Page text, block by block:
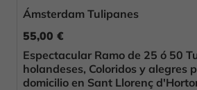
Ámsterdam Tulipanes
55,00 €
Espectacular Ramo de 25 ó 50
holandeses, Coloridos y alegres
domicilio en Sant Llorenç